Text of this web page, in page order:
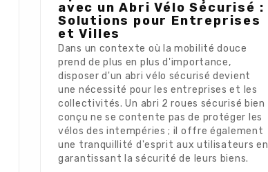
avec un Abri Vélo Sécurisé :
Solutions pour Entreprises
et Villes
Dans un contexte où la mobilité douce
prend de plus en plus d'importance,
disposer d'un abri vélo sécurisé devient
une nécessité pour les entreprises et les
collectivités. Un abri 2 roues sécurisé bien
conçu ne se contente pas de protéger les
vélos des intempéries ; il offre également
une tranquillité d'esprit aux utilisateurs en
garantissant la sécurité de leurs biens.